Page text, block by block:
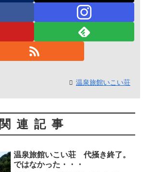
温泉旅館いこい荘
関連記事
温泉旅館いこい荘 代掻き終了。
ではなかった・・・